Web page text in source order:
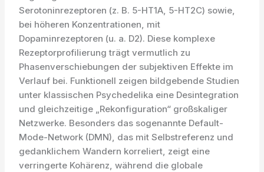
Serotoninrezeptoren (z. B. 5-HT1A, 5-HT2C) sowie,
bei höheren Konzentrationen, mit
Dopaminrezeptoren (u. a. D2). Diese komplexe
Rezeptorprofilierung trägt vermutlich zu
Phasenverschiebungen der subjektiven Effekte im
Verlauf bei. Funktionell zeigen bildgebende Studien
unter klassischen Psychedelika eine Desintegration
und gleichzeitige „Rekonfiguration“ großskaliger
Netzwerke. Besonders das sogenannte Default-
Mode-Network (DMN), das mit Selbstreferenz und
gedanklichem Wandern korreliert, zeigt eine
verringerte Kohärenz, während die globale